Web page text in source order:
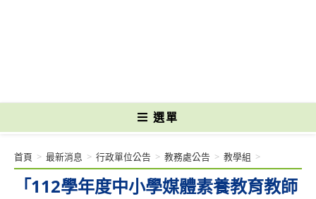
選單
「112學年度中小學媒體素養教育教師
首頁 > 最新消息 > 行政單位公告 > 教務處公告 > 教學組 >